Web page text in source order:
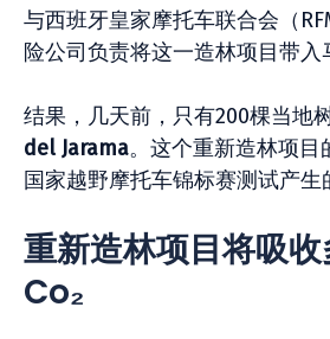
与西班牙皇家摩托车联合会（
险公司负责将这一造林项目带入
结果，几天前，只有200棵当地
del Jarama。这个重新造林项目
国家越野摩托车锦标赛测试产生
重新造林项目将吸
Co₂